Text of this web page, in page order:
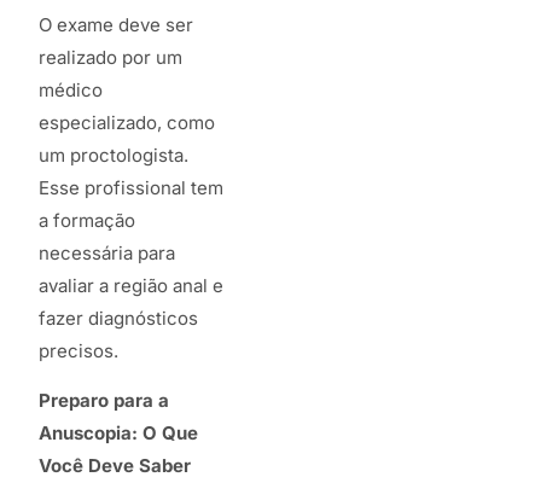
O exame deve ser
realizado por um
médico
especializado, como
um proctologista.
Esse profissional tem
a formação
necessária para
avaliar a região anal e
fazer diagnósticos
precisos.
Preparo para a
Anuscopia: O Que
Você Deve Saber